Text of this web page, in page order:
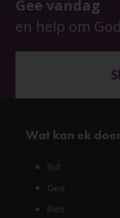
Gee vandag
en help om
Wat kan ek
Bid
Gee
Reis